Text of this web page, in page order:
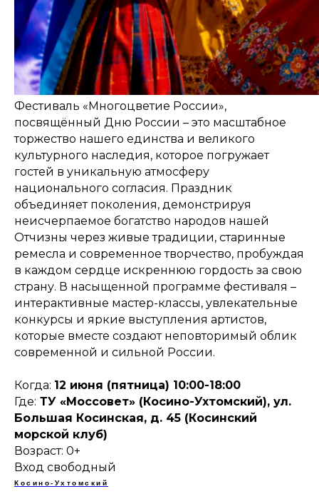
Фестиваль «Многоцветие России»,
посвящённый Дню России – это масштабное
торжество нашего единства и великого
культурного наследия, которое погружает
гостей в уникальную атмосферу
национального согласия. Праздник
объединяет поколения, демонстрируя
неисчерпаемое богатство народов нашей
Отчизны через живые традиции, старинные
ремесла и современное творчество, пробуждая
в каждом сердце искреннюю гордость за свою
страну. В насыщенной программе фестиваля –
интерактивные мастер-классы, увлекательные
конкурсы и яркие выступления артистов,
которые вместе создают неповторимый облик
современной и сильной России.
Когда: 12 июня (пятница) 10:00-18:00
Где: ТУ «Моссовет» (Косино-Ухтомский), ул.
Большая Косинская, д. 45 (Косинский
морской клуб)
Возраст: 0+
Вход свободный
Косино-Ухтомский